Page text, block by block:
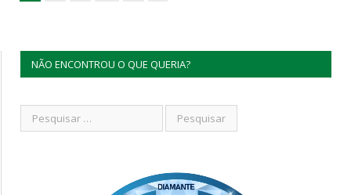
NÃO ENCONTROU O QUE QUERIA?